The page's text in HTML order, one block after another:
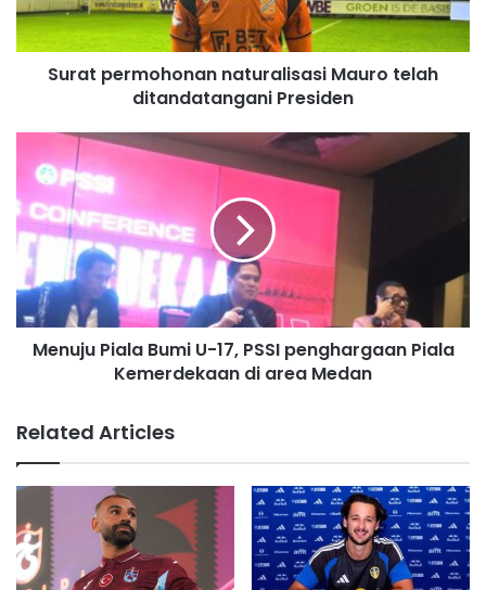
l
s
Surat permohonan naturalisasi Mauro telah
ditandatangani Presiden
Menuju Piala Bumi U-17, PSSI penghargaan Piala
Kemerdekaan di area Medan
Related Articles